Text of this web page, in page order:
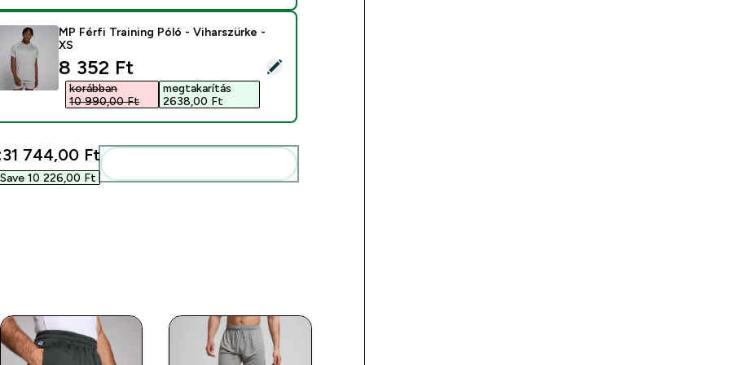
Termék kiválasztása - MP Férfi Training Póló - Viharszürke - XS
MP Férfi Training Póló - Viharszürke -
XS
discounted price
8 352 Ft‎
korábban
10 990,00 Ft‎
megtakarítás
2638,00 Ft‎
31 744,00 Ft‎
Save 10 226,00 Ft‎